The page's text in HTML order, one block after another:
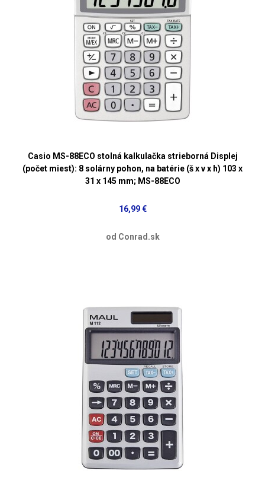
Casio MS-88ECO stolná kalkulačka strieborná Displej
(počet miest): 8 solárny pohon, na batérie (š x v x h) 103 x
31 x 145 mm; MS-88ECO
16,99 €
od Conrad.sk